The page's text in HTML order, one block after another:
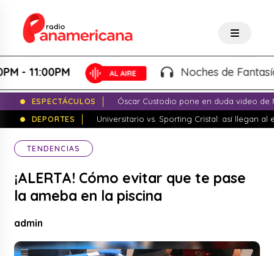
Noches de Fantasía -
ESPECTÁCULOS
Óscar Custodio pone en duda video de
DEPORTES
Universitario vs. Sporting Cristal: así llegan al
TENDENCIAS
¡ALERTA! Cómo evitar que te pase
la ameba en la piscina
admin